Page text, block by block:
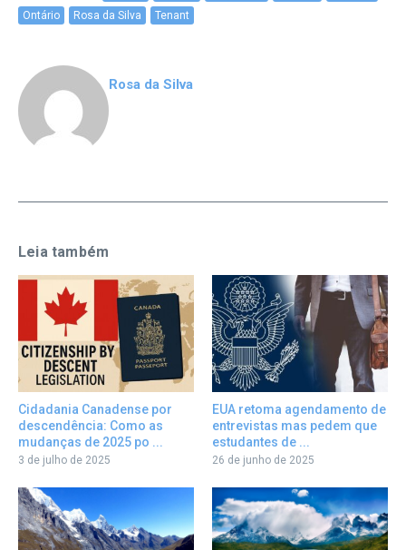
Ontário
Rosa da Silva Tenant
Rosa da Silva
Leia também
Cidadania Canadense por
descendência: Como as
mudanças de 2025 po ...
3 de julho de 2025
EUA retoma agendamento de
entrevistas mas pedem que
estudantes de ...
26 de junho de 2025